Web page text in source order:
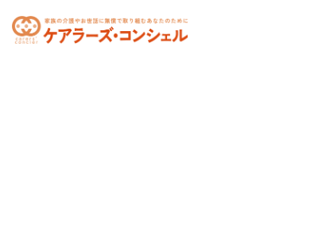
toggle
navigation